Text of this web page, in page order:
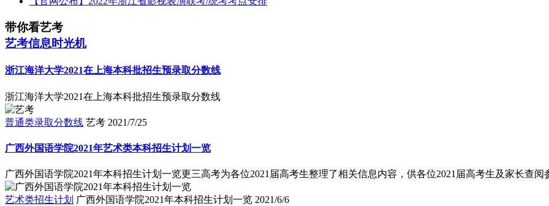
带你看艺考
艺考信息时光机
浙江海洋大学2021在上海本科批招生预录取分数线
浙江海洋大学2021在上海本科批招生预录取分数线
普通类录取分数线 艺考 2021/7/25
广西外国语学院2021年艺术类本科招生计划一览
广西外国语学院2021年本科招生计划一览更三高考为各位2021届高考生整理了相关信息内容，供各位2021届高考生及家长查阅
艺术类招生计划 广西外国语学院2021年本科招生计划一览 2021/6/6